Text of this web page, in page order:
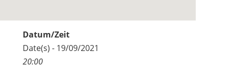
Datum/Zeit
Date(s) - 19/09/2021
20:00